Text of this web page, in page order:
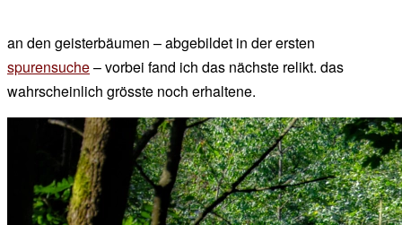
an den geisterbäumen – abgebildet in der ersten
spurensuche– vorbei fand ich das nächste relikt. das
wahrscheinlich grösste noch erhaltene.